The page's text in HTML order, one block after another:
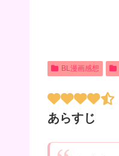
BL漫画感想
あらすじ